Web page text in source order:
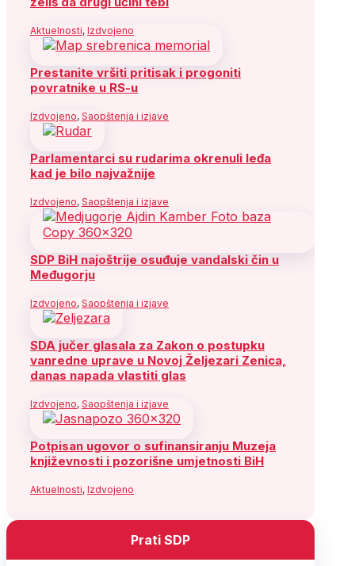
Aktuelnosti, Izdvojeno
Prestanite vršiti pritisak i progoniti
povratnike u RS-u
Izdvojeno, Saopštenja i izjave
Parlamentarci su rudarima okrenuli leđa
kad je bilo najvažnije
Izdvojeno, Saopštenja i izjave
SDP BiH najoštrije osuđuje vandalski čin u
Međugorju
Izdvojeno, Saopštenja i izjave
SDA jučer glasala za Zakon o postupku
vanredne uprave u Novoj Željezari Zenica,
danas napada vlastiti glas
Izdvojeno, Saopštenja i izjave
Potpisan ugovor o sufinansiranju Muzeja
književnosti i pozorišne umjetnosti BiH
Aktuelnosti, Izdvojeno
Prati SDP